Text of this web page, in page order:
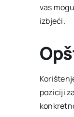
vas
izbjeći.
poziciji